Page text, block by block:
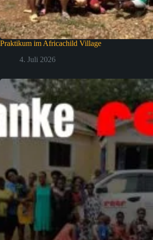
Praktikum im Africachild Village
4. Juli 2026